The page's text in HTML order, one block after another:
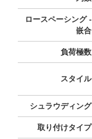
ロースペーシング -
嵌合
負荷極数
スタイル
シュラウディング
取り付けタイプ